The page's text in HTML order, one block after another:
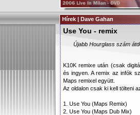
Hírek | Dave Gahan
Use You - remix
Újabb Hourglass szám
K10K remixe után (csak
és ingyen. A remix az infók
Maps remixel együtt.
Az oldalon csak ki kell tölteni
1. Use You (Maps Remix)
2. Use You (Maps Dub Mix)